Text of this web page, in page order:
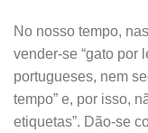
No nosso tempo,
vender-se “gato por
portugueses, nem
tempo” e, por isso,
etiquetas”. Dão-se